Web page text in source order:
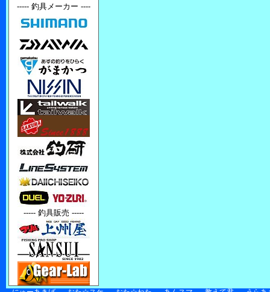
----- 釣具メーカー ----
----- 釣具販売 -----